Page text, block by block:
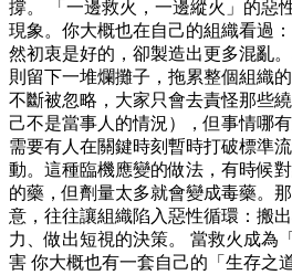
撐。 「一邊救火，一邊縱火」的惡
現象。你大概也在自己的組織看過
然初衷是好的，卻製造出更多混亂
則留下一堆爛攤子，拖累整個組織
不斷被忽略，大家只會去責怪那些
己不是當事人的情況），但事情哪
需要有人在關鍵時刻暫時打破標準
動。這種臨機應變的做法，有時候
的藥，但劑量太多就會變成毒藥。
意，往往讓組織陷入惡性循環：搬
力、做出短視的決策。 當救火成為
害 你大概也有一套自己的「生存之